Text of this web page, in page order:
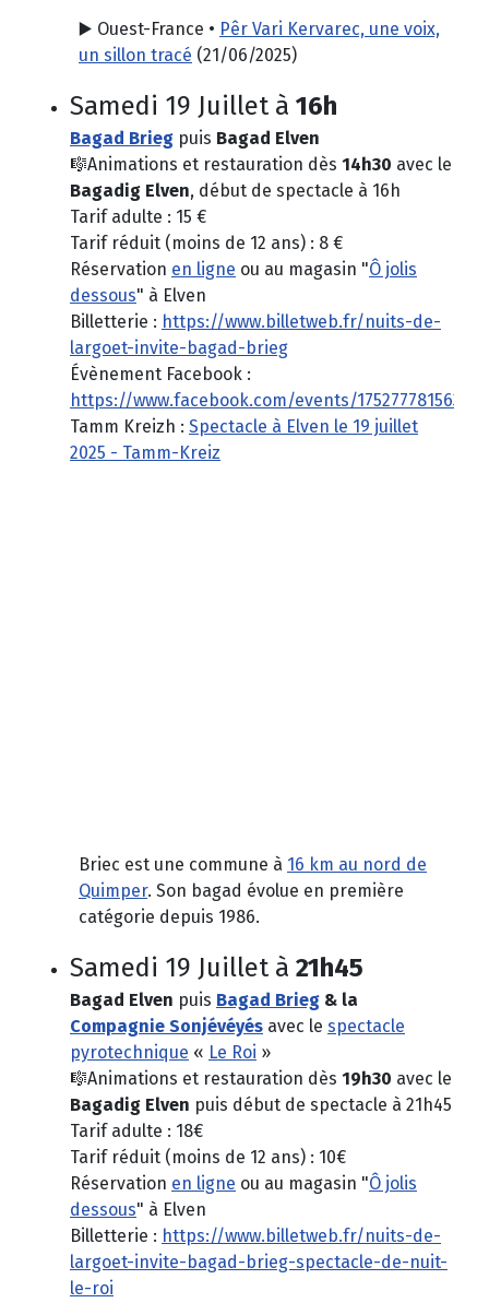
▶️ Ouest-France • Pêr Vari Kervarec, une voix,
un sillon tracé (21/06/2025)
Samedi 19 Juillet à 16h
Bagad Brieg puis Bagad Elven
🎼Animations et restauration dès 14h30 avec le
Bagadig Elven, début de spectacle à 16h
Tarif adulte : 15 €
Tarif réduit (moins de 12 ans) : 8 €
Réservation en ligne ou au magasin "Ô jolis
dessous" à Elven
Billetterie : https://www.billetweb.fr/nuits-de-
largoet-invite-bagad-brieg
Évènement Facebook :
https://www.facebook.com/events/
Tamm Kreizh : Spectacle à Elven le 19 juillet
2025 - Tamm-Kreiz
Briec est une commune à 16 km au nord de
Quimper. Son bagad évolue en première
catégorie depuis 1986.
Samedi 19 Juillet à 21h45
Bagad Elven puis Bagad Brieg & la
Compagnie Sonjévéyés avec le spectacle
pyrotechnique « Le Roi »
🎼Animations et restauration dès 19h30 avec le
Bagadig Elven puis début de spectacle à 21h45
Tarif adulte : 18€
Tarif réduit (moins de 12 ans) : 10€
Réservation en ligne ou au magasin "Ô jolis
dessous" à Elven
Billetterie : https://www.billetweb.fr/nuits-de-
largoet-invite-bagad-brieg-spectacle-de-nuit-
le-roi